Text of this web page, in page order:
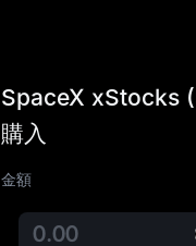
SpaceX xStocks
購入
金額